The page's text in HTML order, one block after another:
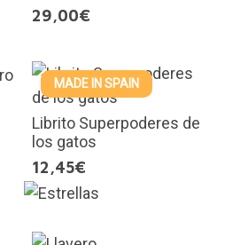
29,00€
MADE IN SPAIN
Librito Superpoderes de
los gatos
12,45€